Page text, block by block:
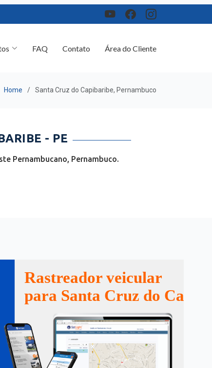
Área do Cliente
Home Santa Cruz do Capibaribe, Pernambuco
- PE
Pernambucano, Pernambuco.
Rastreador veicular
para Santa Cruz do